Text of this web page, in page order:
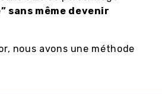
sans même devenir
nous avons une méthode